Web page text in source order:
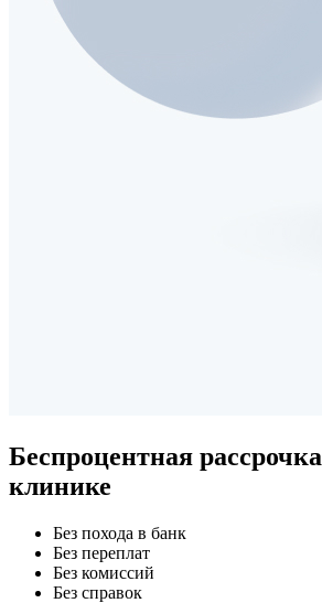
Беспроцентная рассрочка
клинике
Без похода в банк
Без переплат
Без комиссий
Без справок